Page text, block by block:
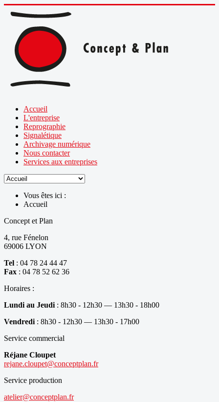
Accueil
L'entreprise
Reprographie
Signalétique
Archivage numérique
Nous contacter
Services aux entreprises
Vous êtes ici :
Accueil
Concept et Plan
4, rue Fénelon
69006 LYON
Tel : 04 78 24 44 47
Fax : 04 78 52 62 36
Horaires :
Lundi au Jeudi : 8h30 - 12h30 — 13h30 - 18h00
Vendredi : 8h30 - 12h30 — 13h30 - 17h00
Service commercial
Réjane Cloupet
rejane.cloupet@conceptplan.fr
Service production
atelier@conceptplan.fr